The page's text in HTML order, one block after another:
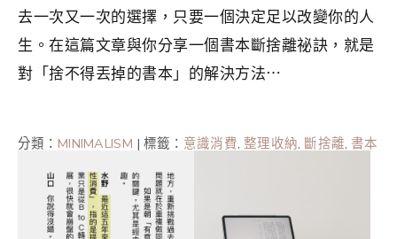
去一次又一次的選擇，只要一個決定足以改變你的人
生。在這篇文章與你分享一個書本斷捨離祕訣，就是
對「捨不得丟掉的書本」的解決方法⋯
分類： MINIMALISM | 標籤： 意識消費, 整理收納, 斷捨離, 書本
,電子書, 電子書閱讀器